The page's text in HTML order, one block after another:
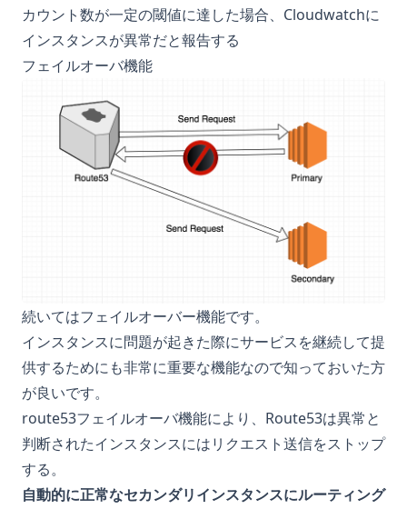
カウント数が一定の閾値に達した場合、Cloudwatchに
インスタンスが異常だと報告する
フェイルオーバ機能
続いてはフェイルオーバー機能です。
インスタンスに問題が起きた際にサービスを継続して提
供するためにも非常に重要な機能なので知っておいた方
が良いです。
route53フェイルオーバ機能により、Route53は異常と
判断されたインスタンスにはリクエスト送信をストップ
する。
自動的に正常なセカンダリインスタンスにルーティング